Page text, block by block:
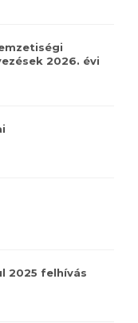
2026. évi
2025 felhívás